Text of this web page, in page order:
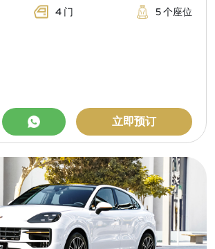
4 门 5 个座位
立即预订